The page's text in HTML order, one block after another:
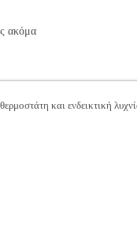
ακόμα
και ενδεικτική